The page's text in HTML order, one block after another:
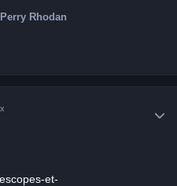
Rhodan
et-